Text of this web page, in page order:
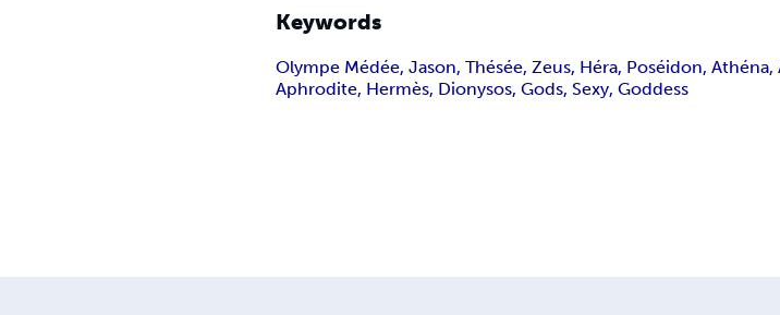
Keywords
Olympe Médée, Jason, Thésée, Zeus, Héra, Poséidon,
Aphrodite, Hermès, Dionysos, Gods, Sexy, Goddess